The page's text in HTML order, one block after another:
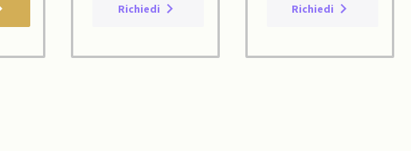
Richiedi Richiedi